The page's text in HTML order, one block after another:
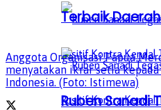
Ruben Sanadi
Terbaik Daerah
Anggota Organisasi Papua
menyatakan ikrar setia
Indonesia. (Foto: Istimewa)